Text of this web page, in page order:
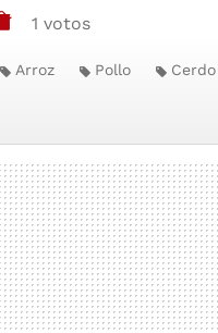
1 votos
Arroz Pollo Cerdo